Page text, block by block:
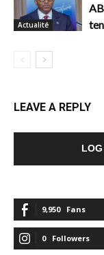
Actualité
LEAVE A REPLY
9,950 Fans
0 Followers